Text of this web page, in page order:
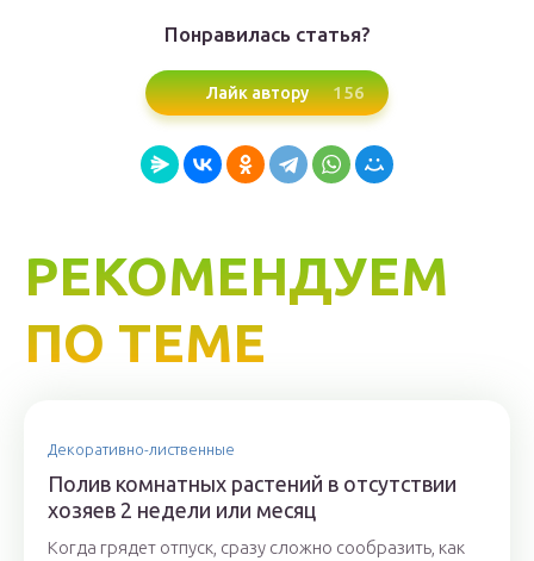
Понравилась статья?
Лайк автору 156
РЕКОМЕНДУЕМ
ПО ТЕМЕ
Декоративно-лиственные
Полив комнатных растений в отсутствии
хозяев 2 недели или месяц
Когда грядет отпуск, сразу сложно сообразить, как